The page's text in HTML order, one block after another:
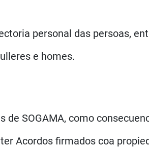
personal das persoas,
e homes.
SOGAMA, como
Acordos firmados coa